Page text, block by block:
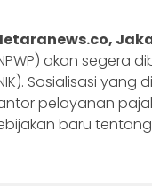
akan segera
Sosialisasi yang
pelayanan
baru tentang